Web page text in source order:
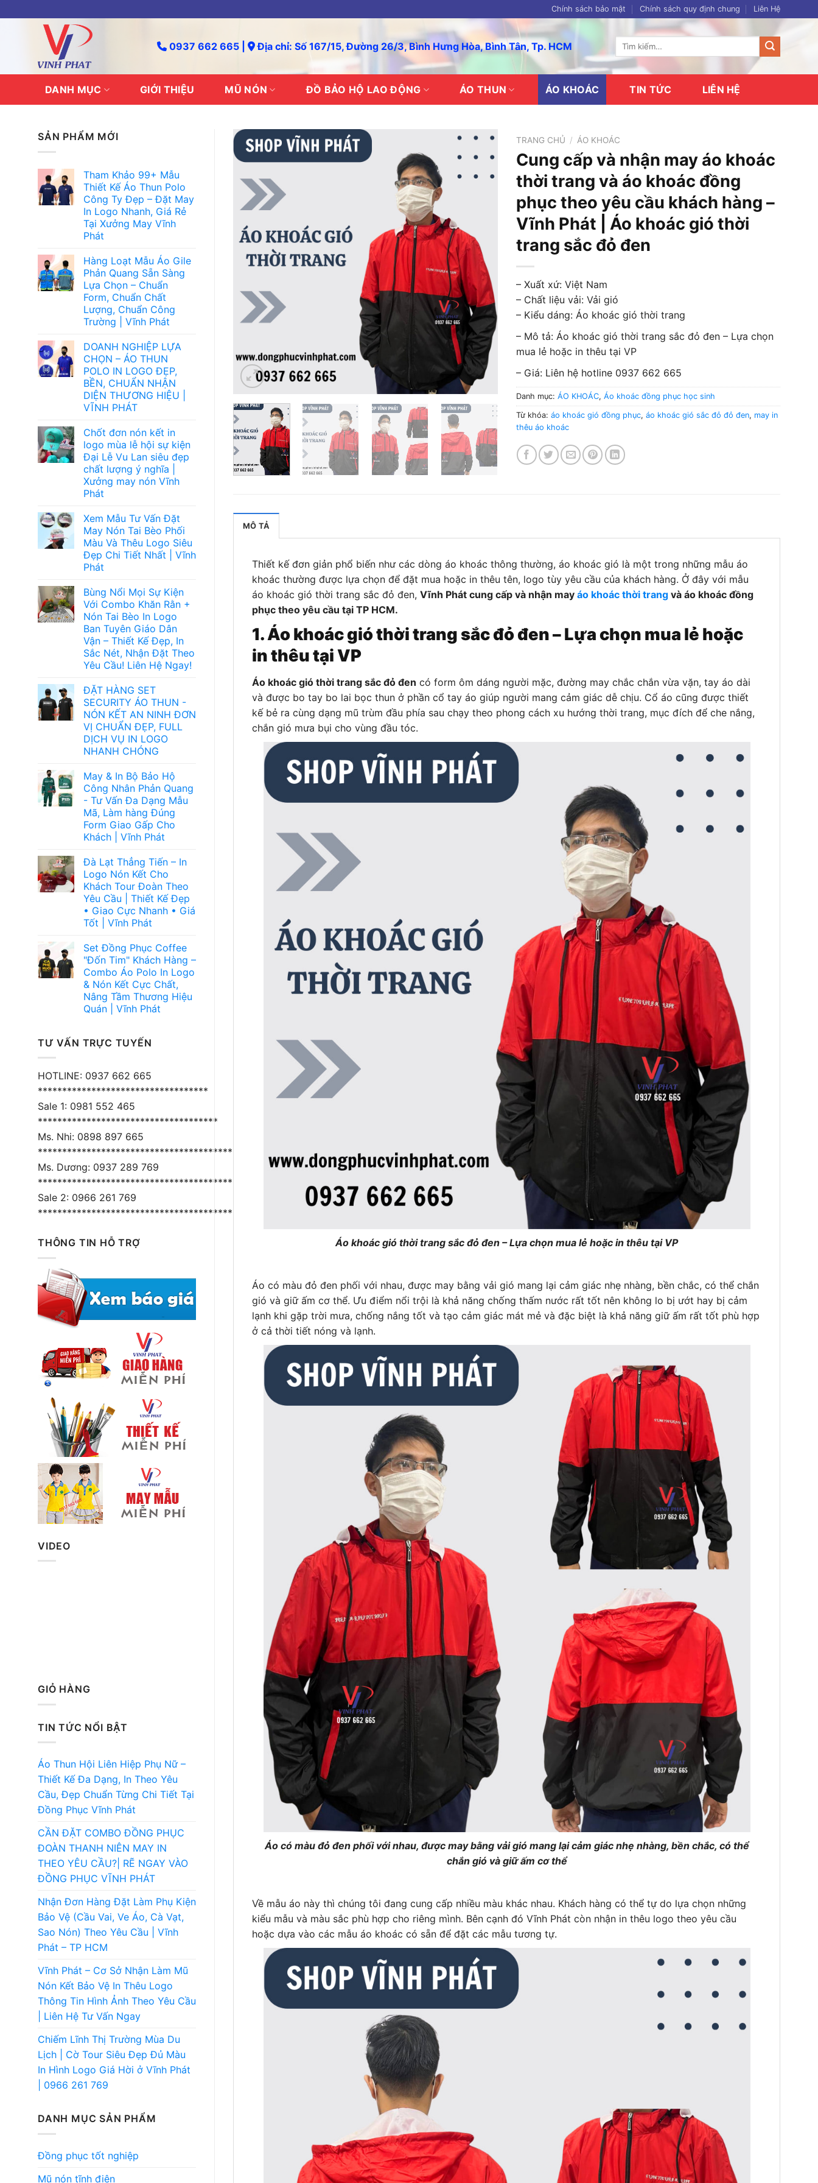
to
Chính sách bảo mật Chính sách quy định chung Liên Hệ
0937 662 665 | Địa chỉ: Số 167/15, Đường 26/3, Bình Hưng Hòa, Bình Tân, Tp. HCM
Tìm
DANH MỤC GIỚI THIỆU MŨ NÓN ĐỒ BẢO HỘ LAO ĐỘNG ÁO THUN ÁO KHOÁC TIN TỨC LIÊN HỆ
SẢN PHẨM MỚI
Tham Khảo 99+ Mẫu
Thiết Kế Áo Thun Polo
Công Ty Đẹp – Đặt May
In Logo Nhanh, Giá Rẻ
Tại Xưởng May Vĩnh
Phát
Hàng Loạt Mẫu Áo Gile
Phản Quang Sẵn Sàng
Lựa Chọn – Chuẩn
Form, Chuẩn Chất
Lượng, Chuẩn Công
Trường | Vĩnh Phát
DOANH NGHIỆP LỰA
CHỌN – ÁO THUN
POLO IN LOGO ĐẸP,
BỀN, CHUẨN NHẬN
DIỆN THƯƠNG HIỆU |
VĨNH PHÁT
Chốt đơn nón kết in
logo mùa lễ hội sự kiện
Đại Lễ Vu Lan siêu đẹp
chất lượng ý nghĩa |
Xưởng may nón Vĩnh
Phát
Xem Mẫu Tư Vấn Đặt
May Nón Tai Bèo Phối
Màu Và Thêu Logo Siêu
Đẹp Chi Tiết Nhất | Vĩnh
Phát
Bùng Nổi Mọi Sự Kiện
Với Combo Khăn Rằn +
Nón Tai Bèo In Logo
Ban Tuyên Giáo Dân
Vận – Thiết Kế Đẹp, In
Sắc Nét, Nhận Đặt Theo
Yêu Cầu! Liên Hệ Ngay!
ĐẶT HÀNG SET
SECURITY ÁO THUN -
NÓN KẾT AN NINH ĐƠN
VỊ CHUẨN ĐẸP, FULL
DỊCH VỤ IN LOGO
NHANH CHÓNG
May & In Bộ Bảo Hộ
Công Nhân Phản Quang
- Tư Vấn Đa Dạng Mẫu
Mã, Làm hàng Đúng
Form Giao Gấp Cho
Khách | Vĩnh Phát
Đà Lạt Thẳng Tiến – In
Logo Nón Kết Cho
Khách Tour Đoàn Theo
Yêu Cầu | Thiết Kế Đẹp
• Giao Cực Nhanh • Giá
Tốt | Vĩnh Phát
Set Đồng Phục Coffee
"Đốn Tim" Khách Hàng –
Combo Áo Polo In Logo
& Nón Kết Cực Chất,
Nâng Tầm Thương Hiệu
Quán | Vĩnh Phát
TƯ VẤN TRỰC TUYẾN
HOTLINE: 0937 662 665
***********************************
Sale 1: 0981 552 465
*************************************
Ms. Nhi: 0898 897 665
****************************************
Ms. Dương: 0937 289 769
*****************************************
Sale 2: 0966 261 769
*****************************************
THÔNG TIN HỖ TRỢ
VIDEO
GIỎ HÀNG
TIN TỨC NỔI BẬT
Áo Thun Hội Liên Hiệp Phụ Nữ –
Thiết Kế Đa Dạng, In Theo Yêu
Cầu, Đẹp Chuẩn Từng Chi Tiết Tại
Đồng Phục Vĩnh Phát
CẦN ĐẶT COMBO ĐỒNG PHỤC
ĐOÀN THANH NIÊN MAY IN
THEO YÊU CẦU?| RẼ NGAY VÀO
ĐỒNG PHỤC VĨNH PHÁT
Nhận Đơn Hàng Đặt Làm Phụ Kiện
Bảo Vệ (Cầu Vai, Ve Áo, Cà Vạt,
Sao Nón) Theo Yêu Cầu | Vĩnh
Phát – TP HCM
Vĩnh Phát – Cơ Sở Nhận Làm Mũ
Nón Kết Bảo Vệ In Thêu Logo
Thông Tin Hình Ảnh Theo Yêu Cầu
| Liên Hệ Tư Vấn Ngay
Chiếm Lĩnh Thị Trường Mùa Du
Lịch | Cờ Tour Siêu Đẹp Đủ Màu
In Hình Logo Giá Hời ở Vĩnh Phát
| 0966 261 769
DANH MỤC SẢN PHẨM
Đồng phục tốt nghiệp
Mũ nón tĩnh điện
TRANG CHỦ / ÁO KHOÁC
Cung cấp và nhận may áo khoác
thời trang và áo khoác đồng
phục theo yêu cầu khách hàng –
Vĩnh Phát | Áo khoác gió thời
trang sắc đỏ đen
– Xuất xứ: Việt Nam
– Chất liệu vải: Vải gió
– Kiểu dáng: Áo khoác gió thời trang
– Mô tả: Áo khoác gió thời trang sắc đỏ đen – Lựa chọn
mua lẻ hoặc in thêu tại VP
– Giá: Liên hệ hotline 0937 662 665
Danh mục: ÁO KHOÁC, Áo khoác đồng phục học sinh
Từ khóa: áo khoác gió đồng phục, áo khoác gió sắc đỏ đỏ đen, may in
thêu áo khoác
MÔ TẢ
Thiết kế đơn giản phổ biến như các dòng áo khoác thông thường, áo khoác gió là một trong những mẫu áo
khoác thường được lựa chọn để đặt mua hoặc in thêu tên, logo tùy yêu cầu của khách hàng. Ở đây với mẫu
áo khoác gió thời trang sắc đỏ đen, Vĩnh Phát cung cấp và nhận may áo khoác thời trang và áo khoác đồng
phục theo yêu cầu tại TP HCM.
1. Áo khoác gió thời trang sắc đỏ đen – Lựa chọn mua lẻ hoặc
in thêu tại VP
Áo khoác gió thời trang sắc đỏ đen có form ôm dáng người mặc, đường may chắc chắn vừa vặn, tay áo dài
và được bo tay bo lai bọc thun ở phần cổ tay áo giúp người mang cảm giác dễ chịu. Cổ áo cũng được thiết
kế bẻ ra cùng dạng mũ trùm đầu phía sau chạy theo phong cách xu hướng thời trang, mục đích để che nắng,
chắn gió mưa bụi cho vùng đầu tóc.
Áo khoác gió thời trang sắc đỏ đen – Lựa chọn mua lẻ hoặc in thêu tại VP
Áo có màu đỏ đen phối với nhau, được may bằng vải gió mang lại cảm giác nhẹ nhàng, bền chắc, có thể chắn
gió và giữ ấm cơ thể. Ưu điểm nổi trội là khả năng chống thấm nước rất tốt nên không lo bị ướt hay bị cảm
lạnh khi gặp trời mưa, chống nắng tốt và tạo cảm giác mát mẻ và đặc biệt là khả năng giữ ấm rất tốt phù hợp
ở cả thời tiết nóng và lạnh.
Áo có màu đỏ đen phối với nhau, được may bằng vải gió mang lại cảm giác nhẹ nhàng, bền chắc, có thể
chắn gió và giữ ấm cơ thể
Về mẫu áo này thì chúng tôi đang cung cấp nhiều màu khác nhau. Khách hàng có thể tự do lựa chọn những
kiểu mẫu và màu sắc phù hợp cho riêng mình. Bên cạnh đó Vĩnh Phát còn nhận in thêu logo theo yêu cầu
hoặc dựa vào các mẫu áo khoác có sẵn để đặt các mẫu tương tự.